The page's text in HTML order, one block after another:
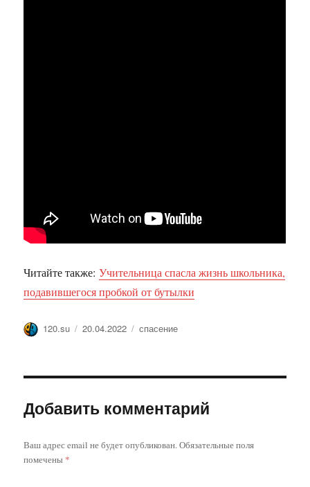
Читайте также:Учительница спасла жизнь школьника,
подавившегося пробкой от бутылки
Автор
120.su Опубликовано
20.04.2022 Метки
спасение
Добавить комментарий
Ваш адрес email не будет опубликован. Обязательные поля
помечены *